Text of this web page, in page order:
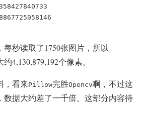
每秒读取了1750张图片，所以
4,130,879,192个像素。
，看来Pillow完胜Opencv啊，不过这
数据大约差了一千倍。这部分内容待